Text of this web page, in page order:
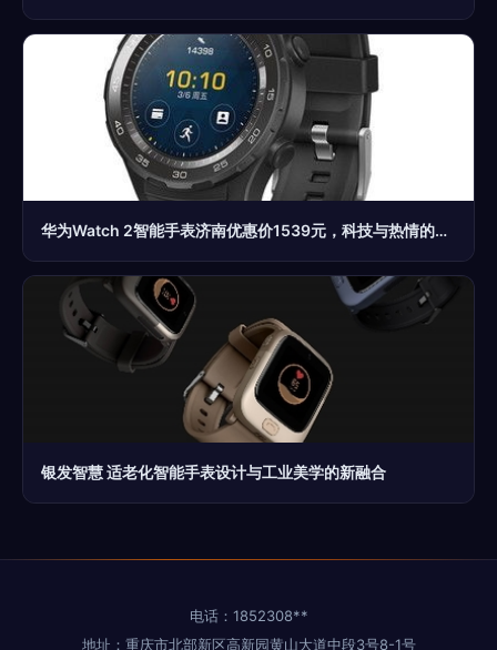
华为Watch 2智能手表济南优惠价1539元，科技与热情的精准邂逅
银发智慧 适老化智能手表设计与工业美学的新融合
电话：1852308**
地址：重庆市北部新区高新园黄山大道中段3号8-1号